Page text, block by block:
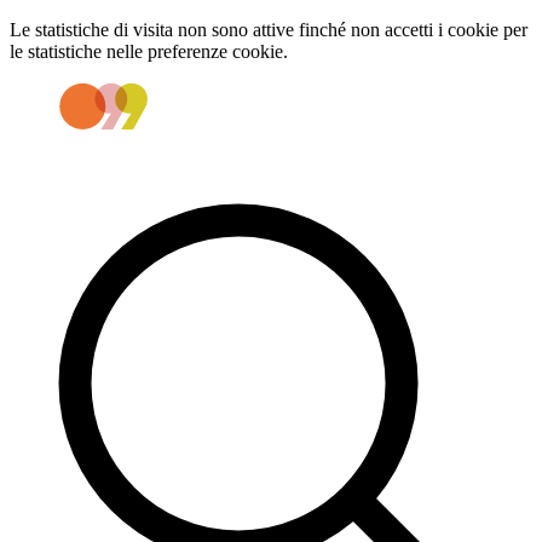
Le statistiche di visita non sono attive finché non accetti i cookie per
le statistiche nelle preferenze cookie.